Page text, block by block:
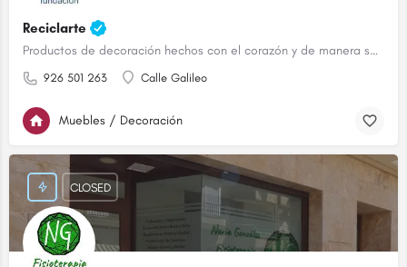
Reciclarte
Productos de decoración hechos con el corazón y de manera sostenible.
926 501 263 Calle Galileo
Muebles / Decoración
CLOSED